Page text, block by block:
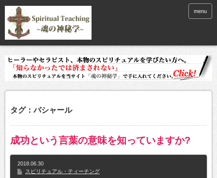
menu
タグ：バシャール
成功という言葉の意味を知っていますか?
2018.06.30
スピリチュアル・ティーチング